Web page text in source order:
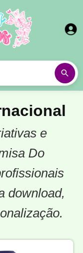
e
Do
download,